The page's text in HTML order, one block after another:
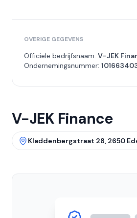
OVERIGE GEGEVENS
Officiële bedrijfsnaam: V-JEK
Ondernemingsnummer:
V-JEK Finance
Kladdenbergstraat 28, 2650